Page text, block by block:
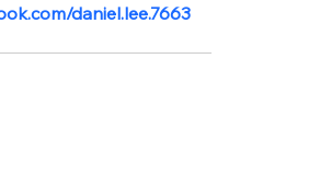
daniel.lee.7663